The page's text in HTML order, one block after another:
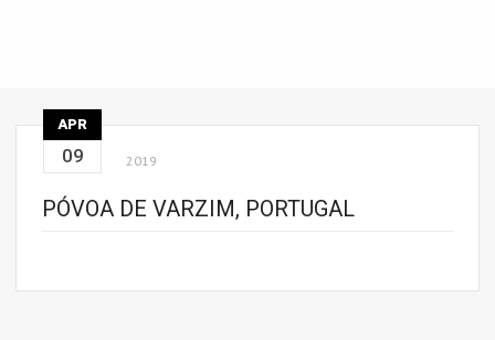
APR
09 2019
PÓVOA DE VARZIM, PORTUGAL